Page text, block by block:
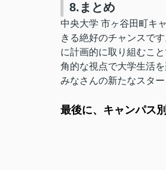
8.まとめ
中央大学 市ヶ谷田町キ
きる絶好のチャンスで
に計画的に取り組むこ
角的な視点で大学生活を
みなさんの新たなスタ
最後に、キャンパス